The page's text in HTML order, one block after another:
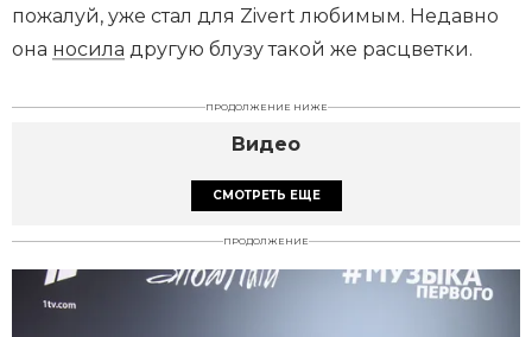
пожалуй, уже стал для Zivert любимым. Недавно
она носила другую блузу такой же расцветки.
ПРОДОЛЖЕНИЕ НИЖЕ
Видео
СМОТРЕТЬ ЕЩЕ
ПРОДОЛЖЕНИЕ